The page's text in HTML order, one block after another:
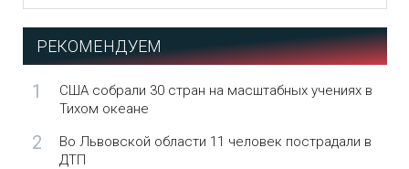
РЕКОМЕНДУЕМ
1
США собрали 30 стран на масштабных учениях в
Тихом океане
2
Во Львовской области 11 человек пострадали в
ДТП